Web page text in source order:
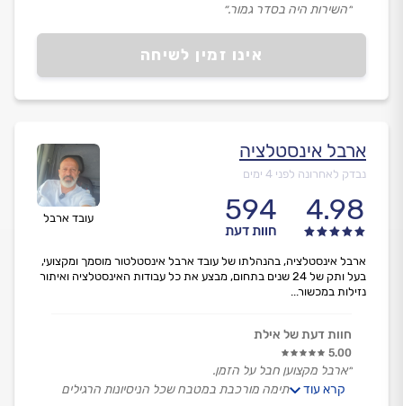
אינו זמין לשיחה
״השירות היה בסדר גמור.״
עובד ארבל
ארבל אינסטלציה
נבדק לאחרונה לפני 4 ימים
4.98
594
חוות דעת
ארבל אינסטלציה, בהנהלתו של עובד ארבל אינסטלטור מוסמך ומקצועי,
בעל ותק של 24 שנים בתחום, מבצע את כל עבודות האינסטלציה ואיתור
נזילות במכשור...
חוות דעת של אילת
5.00
״ארבל מקצוען חבל על הזמן.
היתה אצלי סתימה מורכבת במטבח שכל הניסיונות הרגילים
קרא עוד